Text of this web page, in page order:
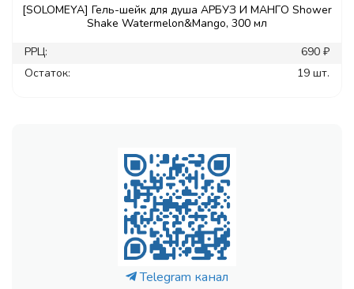
[SOLOMEYA] Гель-шейк для душа АРБУЗ И МАНГО Shower
Shake Watermelon&Mango, 300 мл
РРЦ:
690 ₽
Остаток:
19 шт.
Telegram канал